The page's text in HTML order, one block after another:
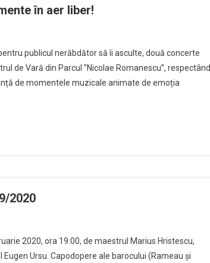
în aer liber!
publicul nerăbdător să îi asculte, două concerte
de Vară din Parcul ”Nicolae Romanescu”, respectând
de momentele muzicale animate de emoția
2020
2020, ora 19:00, de maestrul Marius Hristescu,
Ursu. Capodopere ale barocului (Rameau şi